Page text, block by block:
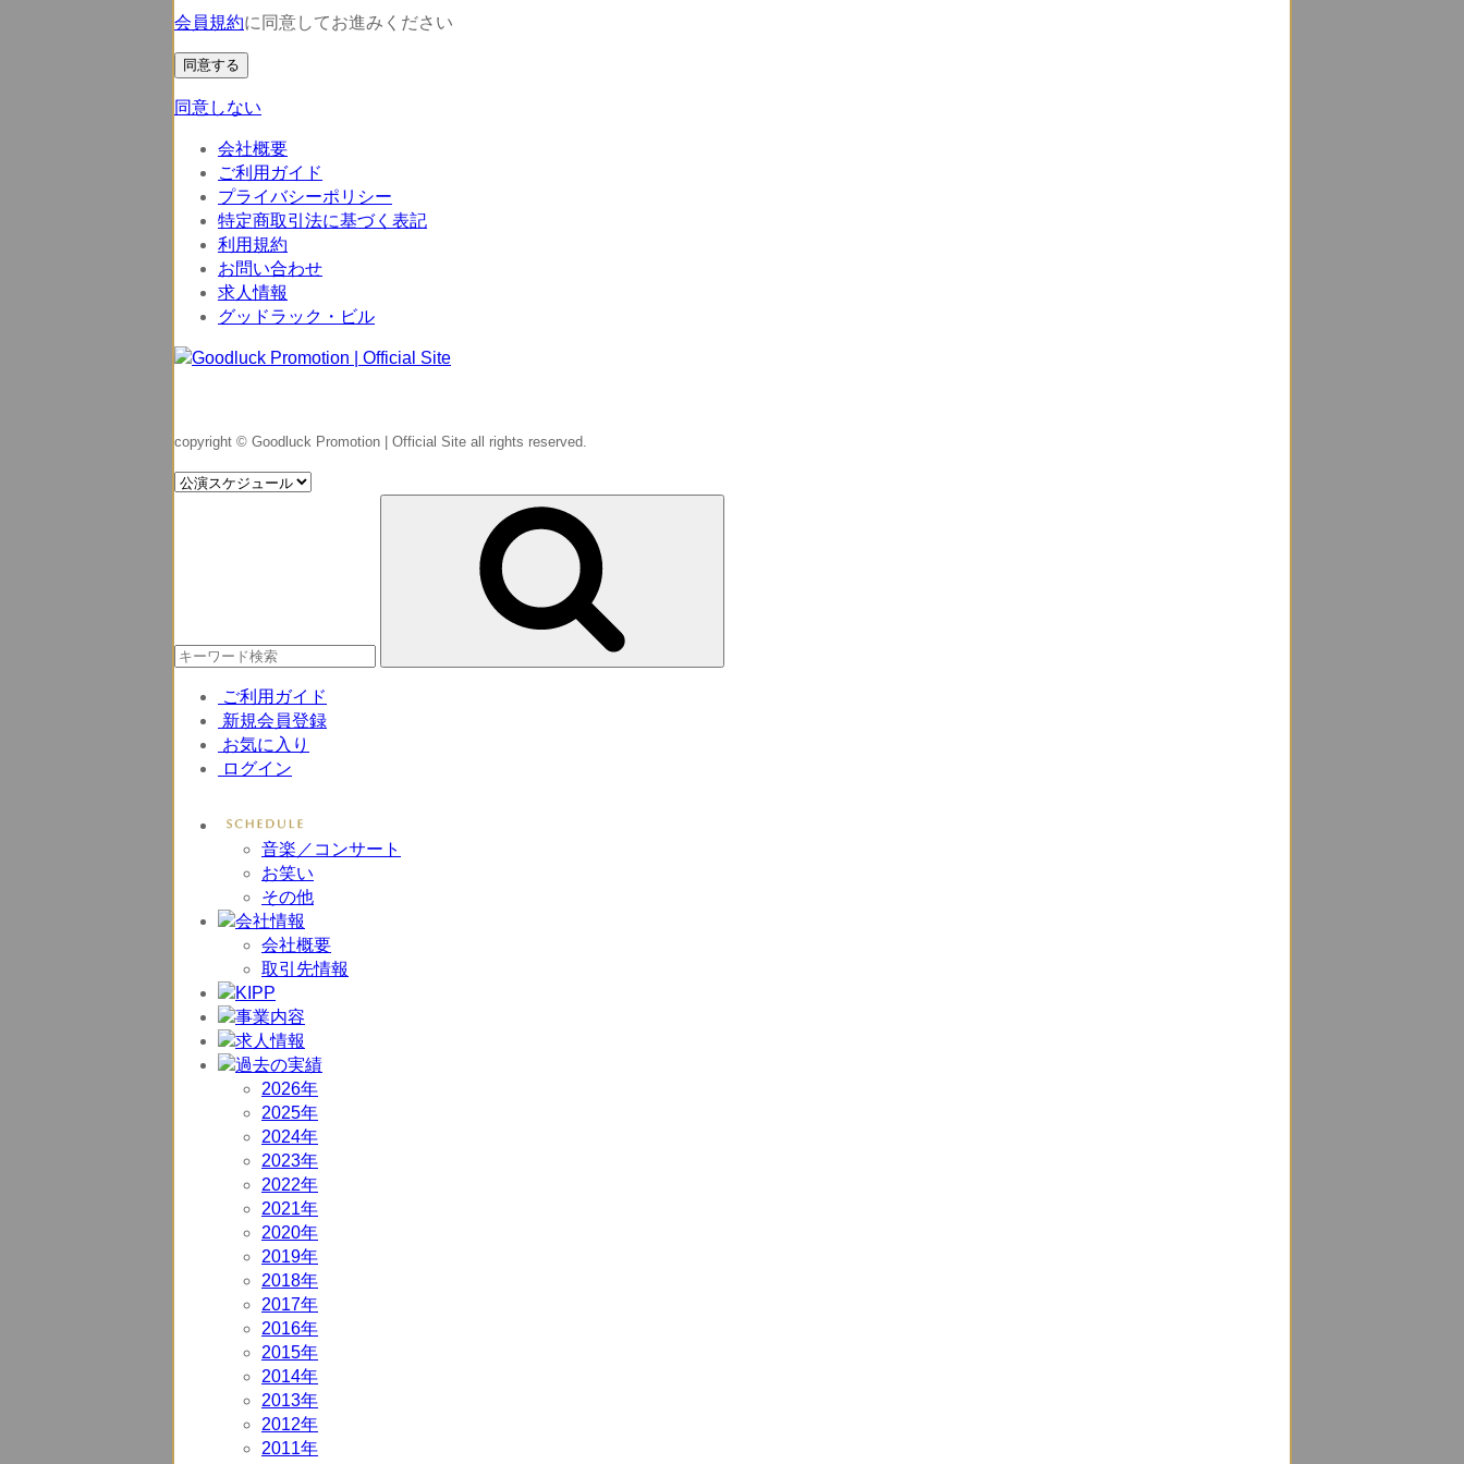
会員規約に同意してお進みください
同意する
同意しない
会社概要
ご利用ガイド
プライバシーポリシー
特定商取引法に基づく表記
利用規約
お問い合わせ
求人情報
グッドラック・ビル
copyright © Goodluck Promotion | Official Site all rights reserved.
ご利用ガイド
新規会員登録
お気に入り
ログイン
音楽／コンサート
お笑い
その他
会社概要
取引先情報
2026年
2025年
2024年
2023年
2022年
2021年
2020年
2019年
2018年
2017年
2016年
2015年
2014年
2013年
2012年
2011年